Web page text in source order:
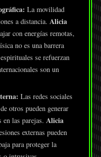
La movilidad
a distancia. Alicia
con energías remotas,
no es una barrera
se refuerzan
son un
Las redes sociales
otros pueden generar
en las parejas. Alicia
externas pueden
para proteger la